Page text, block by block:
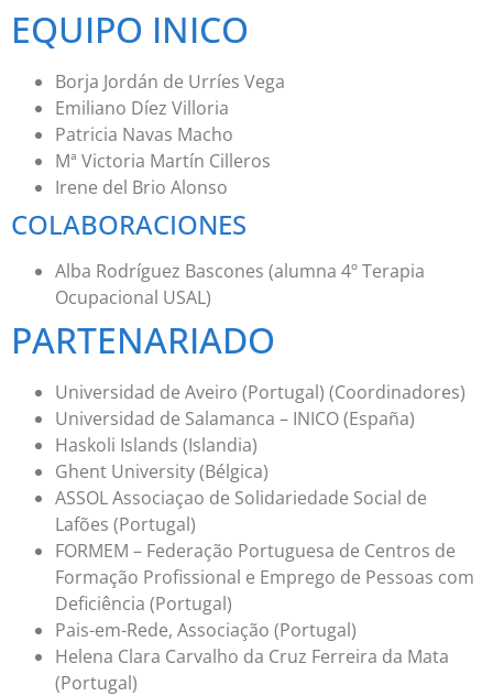
EQUIPO INICO
Borja Jordán de Urríes Vega
Emiliano Díez Villoria
Patricia Navas Macho
Mª Victoria Martín Cilleros
Irene del Brio Alonso
COLABORACIONES
Alba Rodríguez Bascones (alumna 4º Terapia
Ocupacional USAL)
PARTENARIADO
Universidad de Aveiro (Portugal) (Coordinadores)
Universidad de Salamanca – INICO (España)
Haskoli Islands (Islandia)
Ghent University (Bélgica)
ASSOL Associaçao de Solidariedade Social de
Lafões (Portugal)
FORMEM – Federação Portuguesa de Centros de
Formação Profissional e Emprego de Pessoas com
Deficiência (Portugal)
Pais-em-Rede, Associação (Portugal)
Helena Clara Carvalho da Cruz Ferreira da Mata
(Portugal)